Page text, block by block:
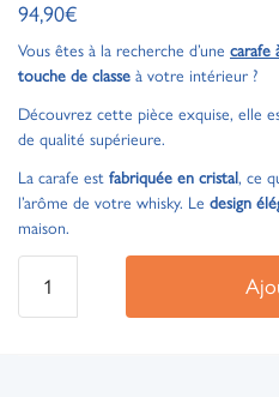
94,90€
Vous êtes à la recherche d’une carafe
touche de classe à votre intérieur ?
Découvrez cette pièce exquise, elle
de qualité supérieure.
La carafe est fabriquée en cristal, ce
l’arôme de votre whisky. Le design
maison.